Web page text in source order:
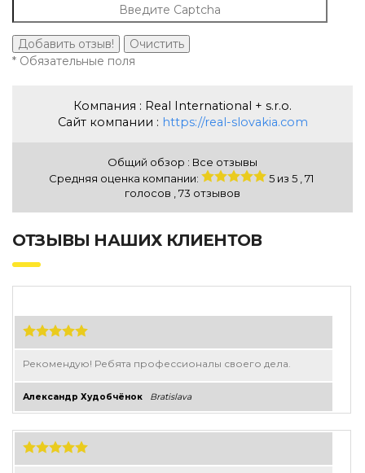
* Обязательные поля
Компания : Real International + s.r.o.
Сайт компании : https://real-slovakia.com
Общий обзор : Все отзывы
Средняя оценка компании:
5 из 5 , 71
голосов , 73 отзывов
ОТЗЫВЫ НАШИХ КЛИЕНТОВ
Рекомендую! Ребята профессионалы своего дела.
Александр Худобчёнок Bratislava